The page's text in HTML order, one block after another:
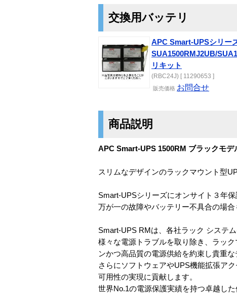
交換用バッテリ
APC Smart-UPSシリー
SUA1500RMJ2UB/
リキット
(RBC24J) [ 11290653 ]
販売価格 お問合せ
商品説明
APC Smart-UPS 1500RM ブラックモデ
スリムなデザインのラックマウント型
Smart-UPSシリーズにオンサイト３年保
万が一の故障やバッテリー不具合の場
Smart-UPS RMは、各社ラック システ
様々な電源トラブルを取り除き、ラッ
ンかつ高品質の電源供給を約束し貴重な
さらにソフトウェアやUPS機能拡張ア
可用性の実現に貢献します。
世界No.1の電源保護実績を持つ卓越した